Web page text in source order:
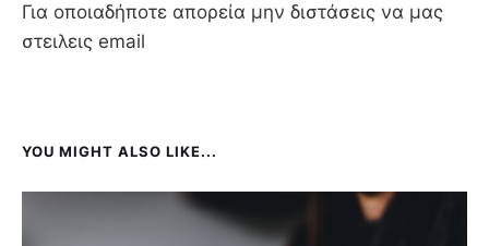
Για οποιαδήποτε απορεία μην διστάσεις να μας
στειλεις email
YOU MIGHT ALSO LIKE...